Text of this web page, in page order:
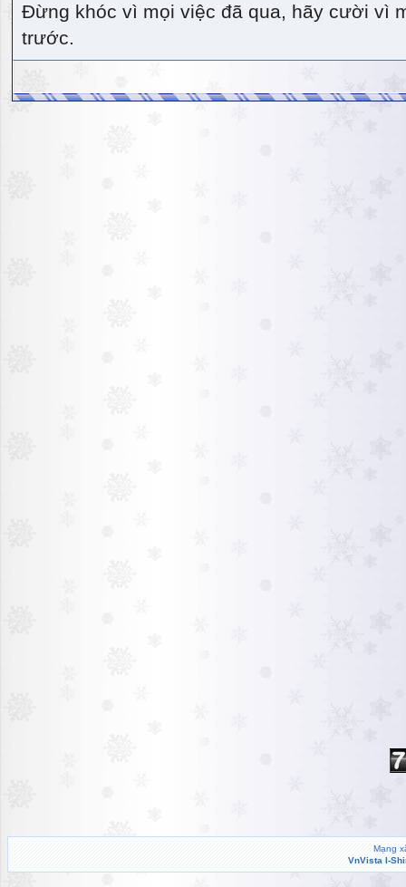
Đừng khóc vì mọi việc đã qua, hãy cười vì
trước.
Mạng
VnVista I-